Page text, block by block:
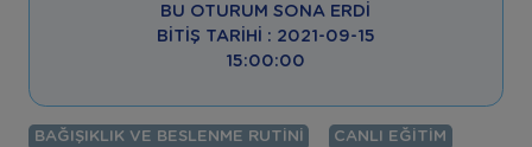
BU OTURUM SONA ERDI
BITIŞ TARIHI : 2021-09-15
15:00:00
BAĞIŞIKLIK VE BESLENME RUTINI CANLI EĞITIM